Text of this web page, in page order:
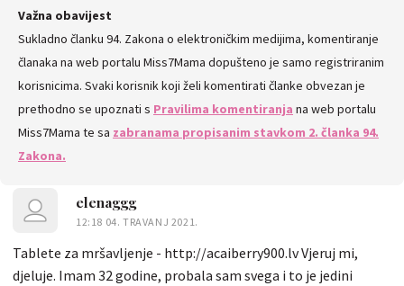
SVE
KOMENTARE
Važna obavijest
Sukladno članku 94. Zakona o elektroničkim medijima, komentiranje
članaka na web portalu Miss7Mama dopušteno je samo registriranim
korisnicima. Svaki korisnik koji želi komentirati članke obvezan je
prethodno se upoznati s Pravilima komentiranja na web portalu
Miss7Mama te sa zabranama propisanim stavkom 2. članka 94.
Zakona.
elenaggg
12:18 04. TRAVANJ 2021.
Tablete za mršavljenje - http://acaiberry900.lv Vjeruj mi,
djeluje. Imam 32 godine, probala sam svega i to je jedini